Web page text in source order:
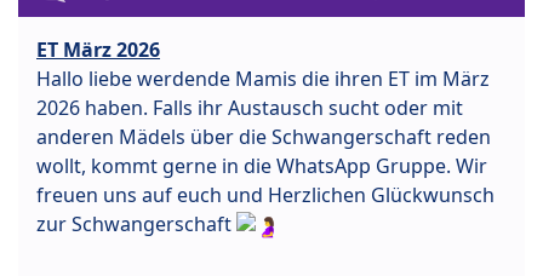
ET März 2026
Hallo liebe werdende Mamis die ihren ET im März
2026 haben. Falls ihr Austausch sucht oder mit
anderen Mädels über die Schwangerschaft reden
wollt, kommt gerne in die WhatsApp Gruppe. Wir
freuen uns auf euch und Herzlichen Glückwunsch
zur Schwangerschaft